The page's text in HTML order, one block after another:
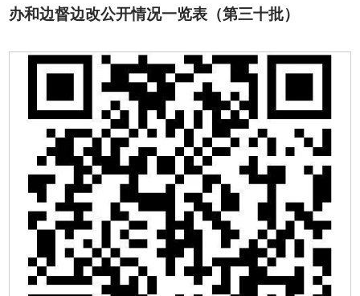
办和边督边改公开情况一览表（第三十批）